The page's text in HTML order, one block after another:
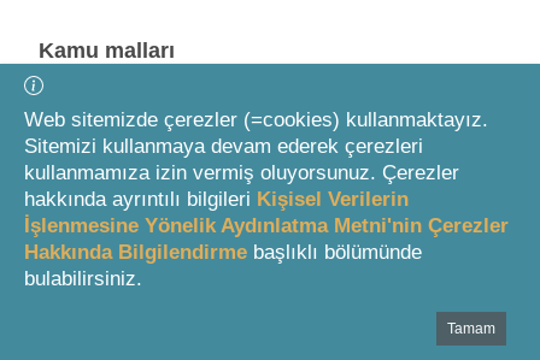
Kamu malları
MADDE 16
Kamunun ortak kullanmasına veya bir kamu
hizmetinin görülmesine ayrılan yerlerle Devletin hüküm
ve tasarrufu altında bulunan sahipsiz yerlerden:
A) Kamu hizmetinde kullanılan, bütçelerinden
ayrılan ödenek veya yardımlarla yapılan resmi bina
ve tesisler, (Hükümet, belediye, karakol, okul
Web sitemizde çerezler (=cookies) kullanmaktayız.
Sitemizi kullanmaya devam ederek çerezleri
kullanmamıza izin vermiş oluyorsunuz. Çerezler
hakkında ayrıntılı bilgileri Kişisel Verilerin
İşlenmesine Yönelik Aydınlatma Metni'nin Çerezler
Hakkında Bilgilendirme başlıklı bölümünde
bulabilirsiniz.
Tamam